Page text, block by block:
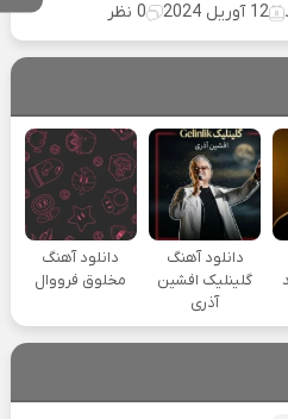
12 آوریل 2024 0 نظر
دانلود آهنگ
گلینلیک افشین
آذری
دانلود آهنگ
مخلوق فرووال